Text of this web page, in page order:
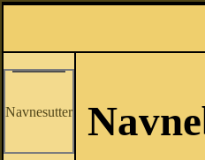
Navnesutter